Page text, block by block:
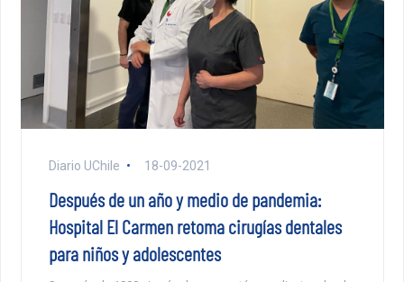
Diario UChile 18-09-2021
Después de un año y medio de pandemia:
Hospital El Carmen retoma cirugías dentales
para niños y adolescentes